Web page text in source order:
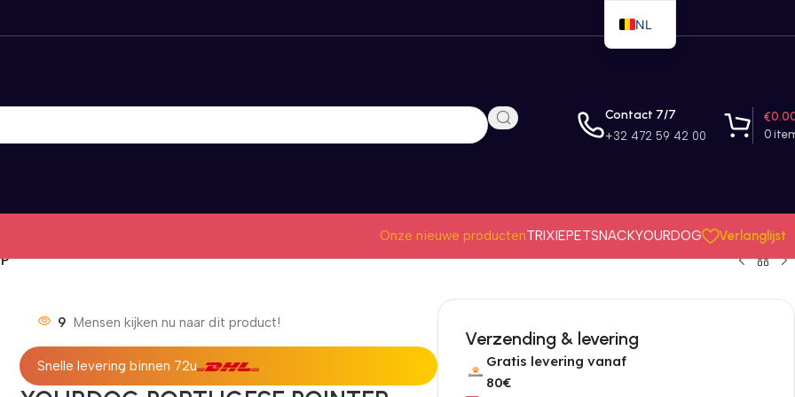
Contact 7/7
+32 472 59 42 00 0
€
Onze nieuwe productenTRIXIEPETSNACKYOURDOG
Verlanglijst
9 Mensen kijken nu naar dit product!
Snelle levering binnen 72u
Verzending & levering
Gratis levering vanaf
80€
NL
EN